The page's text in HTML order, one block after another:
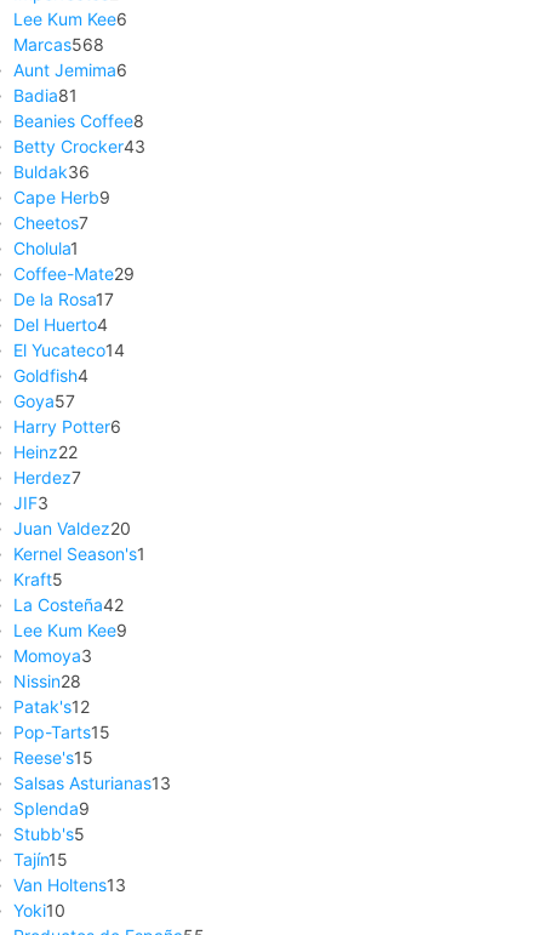
Lee Kum Kee6
Marcas568
Aunt Jemima6
Badia81
Beanies Coffee8
Betty Crocker43
Buldak36
Cape Herb9
Cheetos7
Cholula1
Coffee-Mate29
De la Rosa17
Del Huerto4
El Yucateco14
Goldfish4
Goya57
Harry Potter6
Heinz22
Herdez7
JIF3
Juan Valdez20
Kernel Season's1
Kraft5
La Costeña42
Lee Kum Kee9
Momoya3
Nissin28
Patak's12
Pop-Tarts15
Reese's15
Salsas Asturianas13
Splenda9
Stubb's5
Tajín15
Van Holtens13
Yoki10